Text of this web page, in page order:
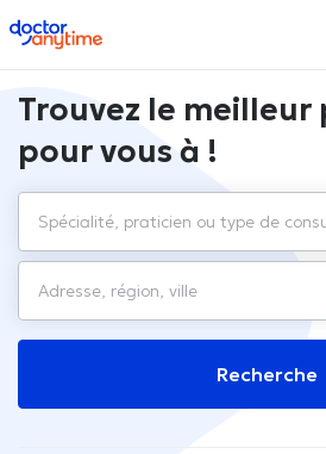
doctoranytime
Trouvez le meilleur
pour vous à !
Recherche